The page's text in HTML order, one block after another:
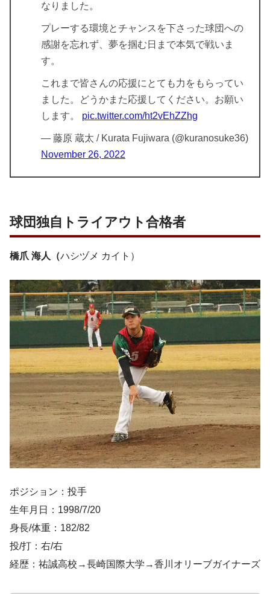
なりました。
プレーする環境とチャンスを下さった球団への
感謝を忘れず、夢を掴む日まで本気で戦いま
す。
これまで皆さんの応援にとても力をもらってい
ました。どうかまた応援してください。お願い
します。 pic.twitter.com/ht2vEhZZhg
— 藤原 蔵太 / Kurata Fujiwara (@kuranosuke36)
November 26, 2022
球団独自トライアウト合格者
橋爪 海人（ハシヅメ カイト）
ポジション：投手
生年月日：1998/7/20
身長/体重：182/82
投/打：右/右
経歴：祐誠高校→⻑崎国際大学→香川オリーブガイナーズ